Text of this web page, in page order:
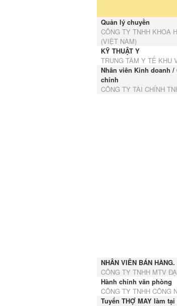
Quản lý chuyền
CÔNG TY TNHH KHOA
(VIỆT NAM)
KỸ THUẬT Y
TRUNG TÂM Y TẾ KHU
Nhân viên Kinh doanh /
chính
CÔNG TY TÀI CHÍNH
NHÂN VIÊN BÁN HÀNG.
CÔNG TY TNHH MTV
Hành chính văn phòng
CÔNG TY TNHH CÔNG
Tuyển THỢ MAY làm